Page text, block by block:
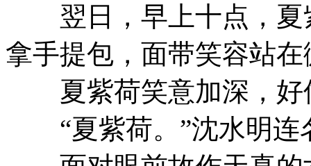
翌日，早上十点，夏
拿手提包，面带笑容站
夏紫荷笑意加深，好
“夏紫荷。”沈水明连